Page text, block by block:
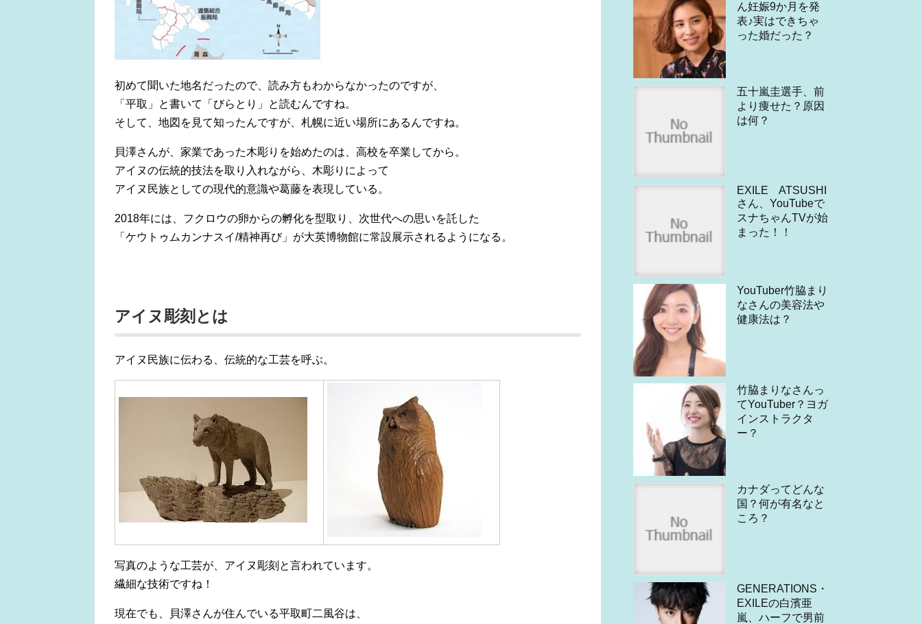
初めて聞いた地名だったので、読み方もわからなかったのですが、
「平取」と書いて「びらとり」と読むんですね。
そして、地図を見て知ったんですが、札幌に近い場所にあるんですね。
貝澤さんが、家業であった木彫りを始めたのは、高校を卒業してから。
アイヌの伝統的技法を取り入れながら、木彫りによって
アイヌ民族としての現代的意識や葛藤を表現している。
2018年には、フクロウの卵からの孵化を型取り、次世代への思いを託した
「ケウトゥムカンナスイ/精神再び」が大英博物館に常設展示されるようになる。
アイヌ彫刻とは
アイヌ民族に伝わる、伝統的な工芸を呼ぶ。
写真のような工芸が、アイヌ彫刻と言われています。
繊細な技術ですね！
現在でも、貝澤さんが住んでいる平取町二風谷は、
ん妊娠9か月を発
表♪実はできちゃ
った婚だった？
五十嵐圭選手、前
より痩せた？原因
は何？
EXILE ATSUSHI
さん、YouTubeで
スナちゃんTVが始
まった！！
YouTuber竹脇まり
なさんの美容法や
健康法は？
竹脇まりなさんっ
てYouTuber？ヨガ
インストラクタ
ー？
カナダってどんな
国？何が有名なと
ころ？
GENERATIONS・
EXILEの白濱亜
嵐、ハーフで男前